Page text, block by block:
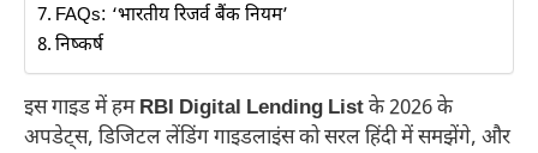
FAQs: ‘भारतीय रिजर्व बैंक नियम’
निष्कर्ष
इस गाइड में हमRBI Digital Lending Listके 2026 के
अपडेट्स, डिजिटल लेंडिंग गाइडलाइंस को सरल हिंदी में समझेंगे, और